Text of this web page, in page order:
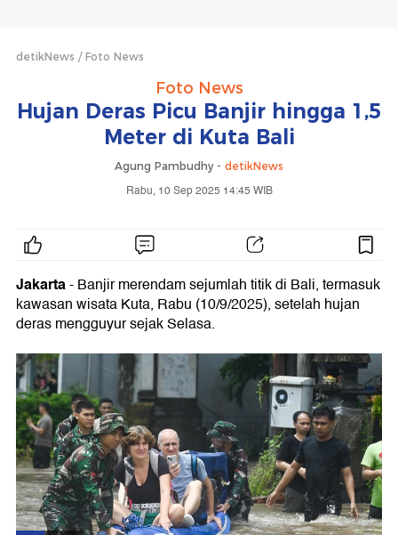
detikNews Foto News
Foto News
Hujan Deras Picu Banjir hingga 1,5
Meter di Kuta Bali
Agung Pambudhy - detikNews
Rabu, 10 Sep 2025 14:45 WIB
Jakarta- Banjir merendam sejumlah titik di Bali, termasuk
kawasan wisata Kuta, Rabu (10/9/2025), setelah hujan
deras mengguyur sejak Selasa.